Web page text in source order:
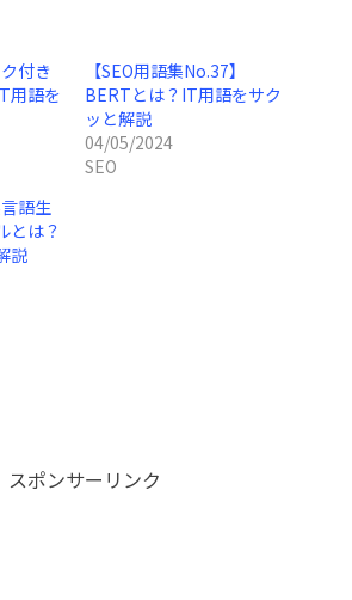
付き
用語を
【SEO用語集No.37】
BERTとは？IT用語をサク
ッと解説
04/05/2024
SEO
語生
とは？
説
スポンサーリンク